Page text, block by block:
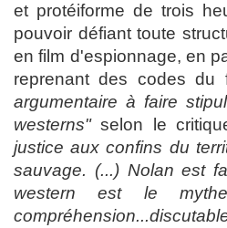
et protéiforme de trois
pouvoir défiant toute
en film d'espionnage, en
reprenant des codes
argumentaire à faire
westerns"selon le
justice aux confins du
sauvage. (...) Nolan est
western est le